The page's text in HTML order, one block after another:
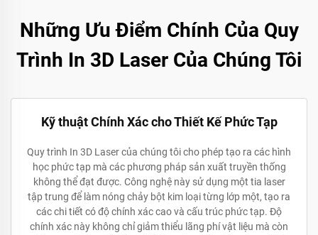
Những Ưu Điểm Chính Của Quy
Trình In 3D Laser Của Chúng Tôi
Kỹ thuật Chính Xác cho Thiết Kế Phức Tạp
Quy trình In 3D Laser của chúng tôi cho phép tạo ra các hình
học phức tạp mà các phương pháp sản xuất truyền thống
không thể đạt được. Công nghệ này sử dụng một tia laser
tập trung để làm nóng chảy bột kim loại từng lớp một, tạo ra
các chi tiết có độ chính xác cao và cấu trúc phức tạp. Độ
chính xác này không chỉ giảm thiểu lãng phí vật liệu mà còn